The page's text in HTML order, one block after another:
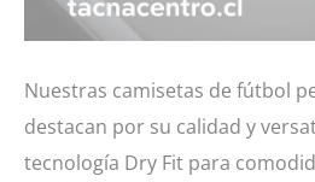
Nuestras camisetas de fútbol
destacan por su calidad y
tecnología Dry Fit para